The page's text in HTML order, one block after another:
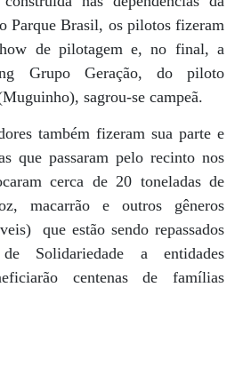
Parque Brasil, os pilotos fizeram
de pilotagem e, no final, a
Grupo Geração, do piloto
sagrou-se campeã.
também fizeram sua parte e
que passaram pelo recinto nos
cerca de 20 toneladas de
macarrão e outros gêneros
que estão sendo repassados
Solidariedade a entidades
centenas de famílias